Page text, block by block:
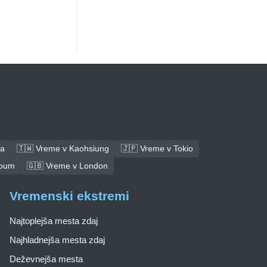
🇹🇼 Vreme v Kaohsiung
🇯🇵 Vreme v Tokio
🇬🇧 Vreme v London
Vremenski ekstremi
Najtoplejša mesta zdaj
Najhladnejša mesta zdaj
Deževnejša mesta